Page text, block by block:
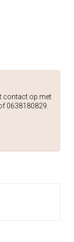
contact op met
0638180829.